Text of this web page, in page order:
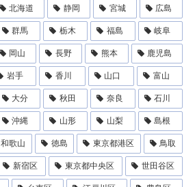
北海道 静岡 宮城 広島
群馬 栃木 福島 岐阜
岡山 長野 熊本 鹿児島
岩手 香川 山口 富山
大分 秋田 奈良 石川
沖縄 山形 山梨 島根
和歌山 徳島 東京都港区 鳥取
新宿区 東京都中央区 世田谷区